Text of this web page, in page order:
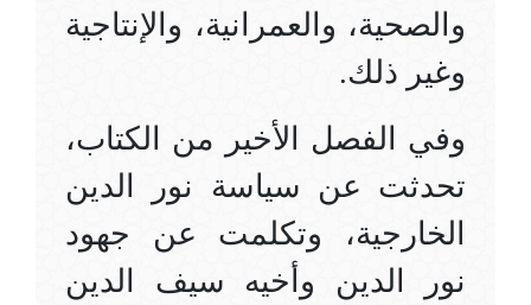
والصحية، والعمرانية، والإنتاجية
وغير ذلك.
وفي الفصل الأخير من الكتاب،
تحدثت عن سياسة نور الدين
الخارجية، وتكلمت عن جهود
نور الدين وأخيه سيف الدين